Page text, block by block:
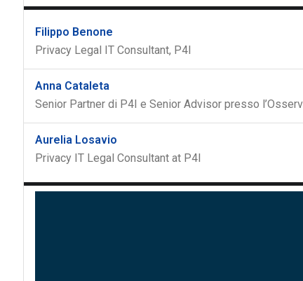
Filippo Benone
Privacy Legal IT Consultant, P4I
Anna Cataleta
Senior Partner di P4I e Senior Advisor presso
Aurelia Losavio
Privacy IT Legal Consultant at P4I